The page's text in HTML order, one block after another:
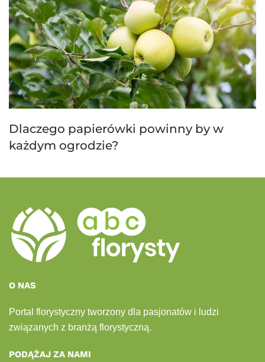
Dlaczego papierówki powinny by w
każdym ogrodzie?
O NAS
Portal florystyczny tworzony dla pasjonatów i ludzi
związanych z branżą florystyczną.
PODĄŻAJ ZA NAMI